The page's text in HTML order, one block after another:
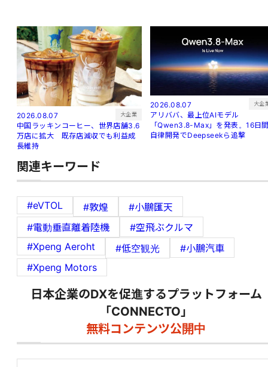
2026.08.07 大企業
中国ラッキンコーヒー、世界店舗3.6
万店に拡大 既存店減収でも利益成
長維持
2026.08.07 大企
アリババ、最上位AIモデル
「Qwen3.8-Max」を発表。16日
自律開発でDeepseekら追撃
関連キーワード
#eVTOL #敦煌
#小鵬匯天
#電動垂直離着陸機
#空飛ぶクルマ
#Xpeng Aeroht
#低空観光
#小鵬汽車
#Xpeng Motors
日本企業のDXを促進するプラットフォーム
「CONNECTO」
無料コンテンツ公開中